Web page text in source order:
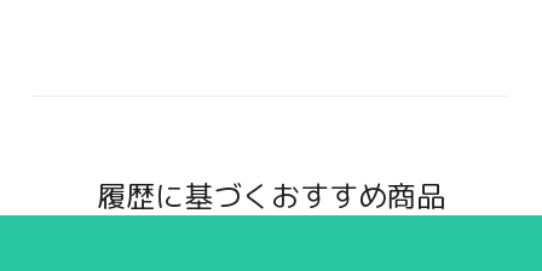
履歴に基づくおすすめ商品